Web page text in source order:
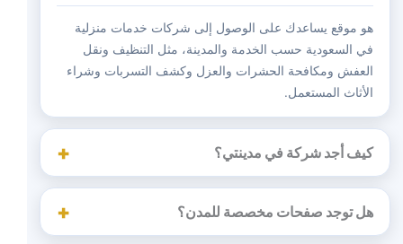
هو موقع يساعدك على الوصول إلى شركات خدمات منزلية
في السعودية حسب الخدمة والمدينة، مثل التنظيف ونقل
العفش ومكافحة الحشرات والعزل وكشف التسربات وشراء
الأثاث المستعمل.
كيف أجد شركة في مدينتي؟
هل توجد صفحات مخصصة للمدن؟